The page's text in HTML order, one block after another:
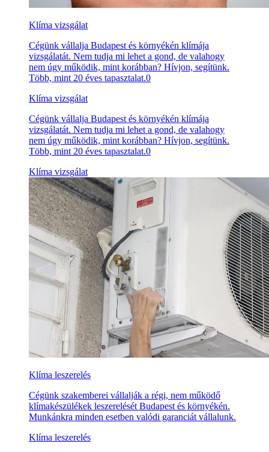
Klíma vizsgálat
Cégünk vállalja Budapest és környékén klímája
vizsgálatát. Nem tudja mi lehet a gond, de valahogy
nem úgy működik, mint korábban? Hívjon, segítünk.
Több, mint 20 éves tapasztalat.0
Klíma vizsgálat
Cégünk vállalja Budapest és környékén klímája
vizsgálatát. Nem tudja mi lehet a gond, de valahogy
nem úgy működik, mint korábban? Hívjon, segítünk.
Több, mint 20 éves tapasztalat.0
Klíma vizsgálat
Klíma leszerelés
Cégünk szakemberei vállalják a régi, nem működő
klímakészülékek leszerelését Budapest és környékén.
Munkánkra minden esetben valódi garanciát vállalunk.
Klíma leszerelés